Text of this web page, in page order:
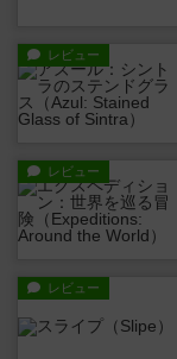
レビュー
レビュー
レビュー